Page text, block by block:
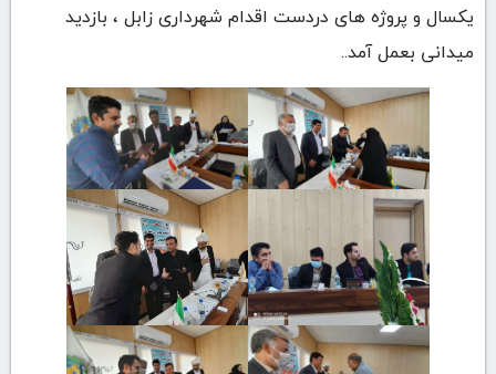
یکسال و پروژه های دردست اقدام شهرداری زابل ، بازدید
میدانی بعمل آمد..